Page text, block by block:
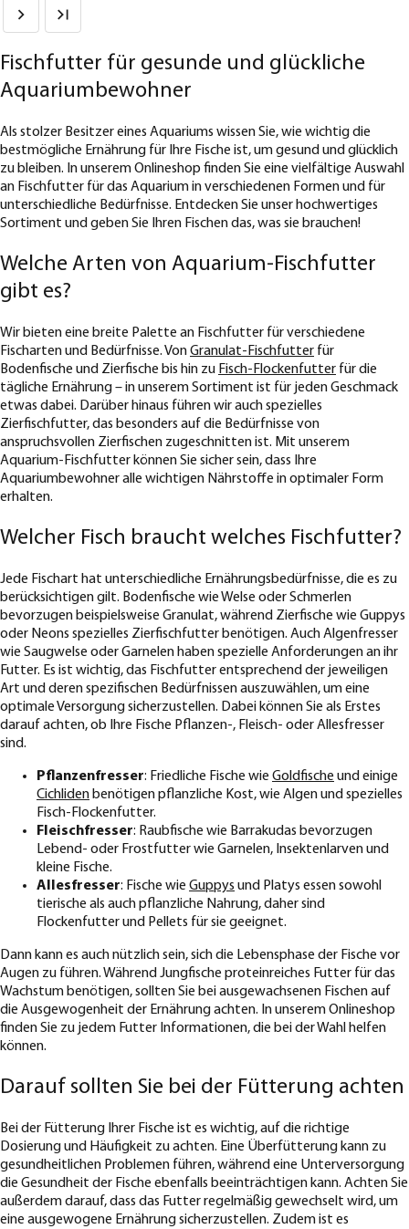
Fischfutter für gesunde und glückliche
Aquariumbewohner
Als stolzer Besitzer eines Aquariums wissen Sie, wie wichtig die
bestmögliche Ernährung für Ihre Fische ist, um gesund und glücklich
zu bleiben. In unserem Onlineshop finden Sie eine vielfältige Auswahl
an Fischfutter für das Aquarium in verschiedenen Formen und für
unterschiedliche Bedürfnisse. Entdecken Sie unser hochwertiges
Sortiment und geben Sie Ihren Fischen das, was sie brauchen!
Welche Arten von Aquarium-Fischfutter
gibt es?
Wir bieten eine breite Palette an Fischfutter für verschiedene
Fischarten und Bedürfnisse. VonGranulat-Fischfutter für
Bodenfische und Zierfische bis hin zu Fisch-Flockenfutter für die
tägliche Ernährung – in unserem Sortiment ist für jeden Geschmack
etwas dabei. Darüber hinaus führen wir auch spezielles
Zierfischfutter, das besonders auf die Bedürfnisse von
anspruchsvollen Zierfischen zugeschnitten ist. Mit unserem
Aquarium-Fischfutter können Sie sicher sein, dass Ihre
Aquariumbewohner alle wichtigen Nährstoffe in optimaler Form
erhalten.
Welcher Fisch braucht welches Fischfutter?
Jede Fischart hat unterschiedliche Ernährungsbedürfnisse, die es zu
berücksichtigen gilt. Bodenfische wie Welse oder Schmerlen
bevorzugen beispielsweise Granulat, während Zierfische wie Guppys
oder Neons spezielles Zierfischfutter benötigen. Auch Algenfresser
wie Saugwelse oder Garnelen haben spezielle Anforderungen an ihr
Futter. Es ist wichtig, das Fischfutter entsprechend der jeweiligen
Art und deren spezifischen Bedürfnissen auszuwählen, um eine
optimale Versorgung sicherzustellen. Dabei können Sie als Erstes
darauf achten, ob Ihre Fische Pflanzen-, Fleisch- oder Allesfresser
sind.
Pflanzenfresser: Friedliche Fische wie Goldfische und einige
Cichliden benötigen pflanzliche Kost, wie Algen und spezielles
Fisch-Flockenfutter.
Fleischfresser: Raubfische wie Barrakudas bevorzugen
Lebend- oder Frostfutter wie Garnelen, Insektenlarven und
kleine Fische.
Allesfresser: Fische wie Guppys und Platys essen sowohl
tierische als auch pflanzliche Nahrung, daher sind
Flockenfutter und Pellets für sie geeignet.
Dann kann es auch nützlich sein, sich die Lebensphase der Fische vor
Augen zu führen. Während Jungfische proteinreiches Futter für das
Wachstum benötigen, sollten Sie bei ausgewachsenen Fischen auf
die Ausgewogenheit der Ernährung achten. In unserem Onlineshop
finden Sie zu jedem Futter Informationen, die bei der Wahl helfen
können.
Darauf sollten Sie bei der Fütterung achten
Bei der Fütterung Ihrer Fische ist es wichtig, auf die richtige
Dosierung und Häufigkeit zu achten. Eine Überfütterung kann zu
gesundheitlichen Problemen führen, während eine Unterversorgung
die Gesundheit der Fische ebenfalls beeinträchtigen kann. Achten Sie
außerdem darauf, dass das Futter regelmäßig gewechselt wird, um
eine ausgewogene Ernährung sicherzustellen. Zudem ist es